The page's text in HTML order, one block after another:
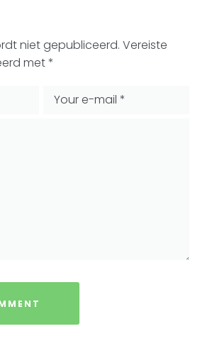
niet gepubliceerd. Vereiste
met*